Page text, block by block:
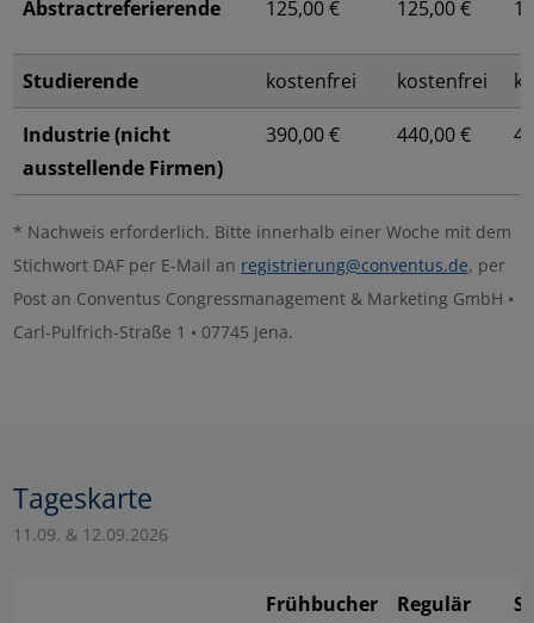
Abstractreferierende 125,00 € 125,00 €
Studierende kostenfrei kostenfrei
Industrie (nicht
ausstellende Firmen)
390,00 € 440,00 €
* Nachweis erforderlich. Bitte innerhalb einer Woche mit dem
Stichwort DAF per E-Mail an registrierung@conventus.de, per
Post an Conventus Congressmanagement & Marketing GmbH •
Carl-Pulfrich-Straße 1 • 07745 Jena.
Tageskarte
11.09. & 12.09.2026
Frühbucher
Regulär